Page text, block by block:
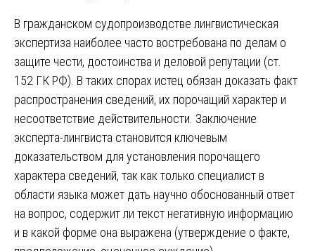
В гражданском судопроизводстве лингвистическая
экспертиза наиболее часто востребована по делам о
защите чести, достоинства и деловой репутации (ст.
152 ГК РФ). В таких спорах истец обязан доказать факт
распространения сведений, их порочащий характер и
несоответствие действительности. Заключение
эксперта-лингвиста становится ключевым
доказательством для установления порочащего
характера сведений, так как только специалист в
области языка может дать научно обоснованный ответ
на вопрос, содержит ли текст негативную информацию
и в какой форме она выражена (утверждение о факте,